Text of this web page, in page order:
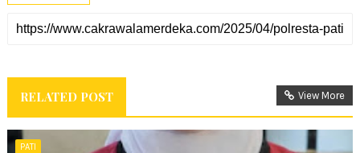
RELATED POST View More
PATI